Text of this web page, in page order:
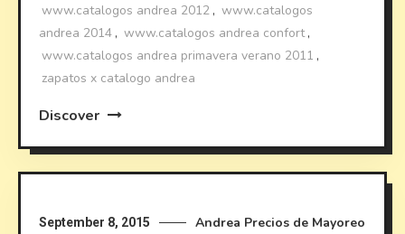
www.catalogos andrea 2012 , www.catalogos
andrea 2014 , www.catalogos andrea confort,
www.catalogos andrea primavera verano 2011 ,
zapatos x catalogo andrea
Discover
September 8, 2015 Andrea Precios de Mayoreo